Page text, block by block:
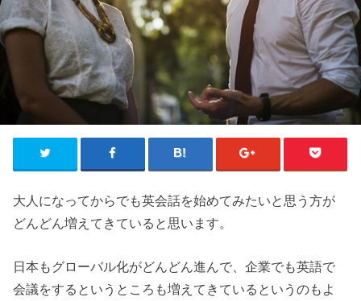
大人になってからでも英会話を始めてみたいと思う方が
どんどん増えてきていると思います。
日本もグローバル化がどんどん進んで、企業でも英語で
会議をするというところも増えてきているというのもよ